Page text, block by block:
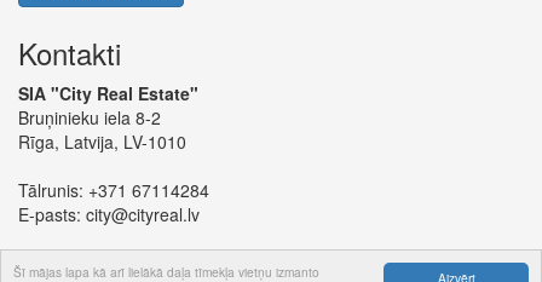
Aizvērt
Šī mājas lapa kā arī lielākā daļa tīmekļa vietņu izmanto
Kontakti
SIA "City Real Estate"
Bruņinieku iela 8-2
Rīga, Latvija, LV-1010
Tālrunis: +371 67114284
E-pasts: city@cityreal.lv